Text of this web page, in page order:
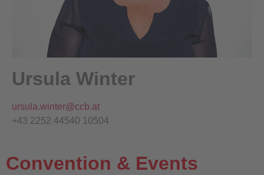
Ursula Winter
ursula.winter@ccb.at
+43 2252 44540 10504
Convention & Events